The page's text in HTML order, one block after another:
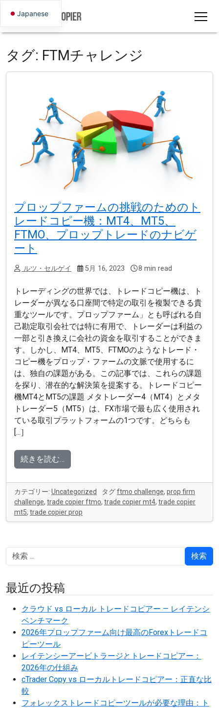
タグ: FTMチャレンジ
プロップファームの挑戦のためのト
レードコピー機：MT4、MT5、
FTMO、プロップトレードのナビゲ
ート
ルツ・セルゲイ 5月 16, 2023 8 min read
トレーディングの世界では、トレードコピー機は、ト
レーダーが異なる口座間で特定の取引を複製できる貴
重なツールです。プロップファーム」とも呼ばれる自
己勘定取引会社では特に有用で、トレーダーは利益の
一部と引き換えに会社の資金を取引することができま
す。しかし、MT4、MT5、FTMOのようなトレード・
コピー機をプロップ・ファームの文脈で使用するに
は、独自の課題がある。この記事では、これらの課題
を探り、潜在的な解決策を提案する。トレードコピー
機MT4とMT5の課題 メタトレーダー4（MT4）とメタ
トレーダー5（MT5）は、FX市場で最も広く使用され
ている取引プラットフォームの1つです。どちらも
[...］
続きを読む…
カテゴリー: Uncategorized タグftmo challenge, prop firm
challenge, trade copier ftmo, trade copier mt4, trade copier
mt5, trade copier prop
検索
最近の投稿
クラウド vs ローカル トレードコピアー — レイテンシ
ベンチマーク
2026年プロップファーム向け最高のForexトレードコ
ピーツール
レイテンシーアービトラージとトレードコピアー：
2026年の仕組み
cTrader Copy vs ローカルトレードコピアー：正直な比
較
フォレックストレードコピーツールが必要な理由：ト
Japanese